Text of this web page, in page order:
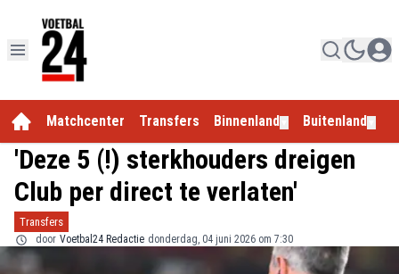
Matchcenter Transfers Binnenland Buitenland
'Deze 5 (!) sterkhouders dreigen
Club per direct te verlaten'
Transfers
door Voetbal24 Redactie donderdag, 04 juni 2026 om 7:30